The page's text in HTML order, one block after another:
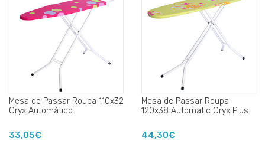
Mesa de Passar Roupa 110x32
Oryx Automático.
33,05€
Mesa de Passar Roupa
120x38 Automatic Oryx Plus.
44,30€